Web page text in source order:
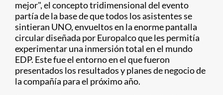
mejor", el concepto tridimensional del evento
partía de la base de que todos los asistentes se
sintieran UNO, envueltos en la enorme pantalla
circular diseñada por Europalco que les permitía
experimentar una inmersión total en el mundo
EDP. Este fue el entorno en el que fueron
presentados los resultados y planes de negocio de
la compañía para el próximo año.